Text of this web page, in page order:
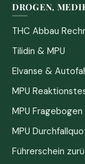
DROGEN,
THC Abbau
Tilidin & MPU
Elvanse &
MPU
MPU Fragebogen
MPU
Führerschein